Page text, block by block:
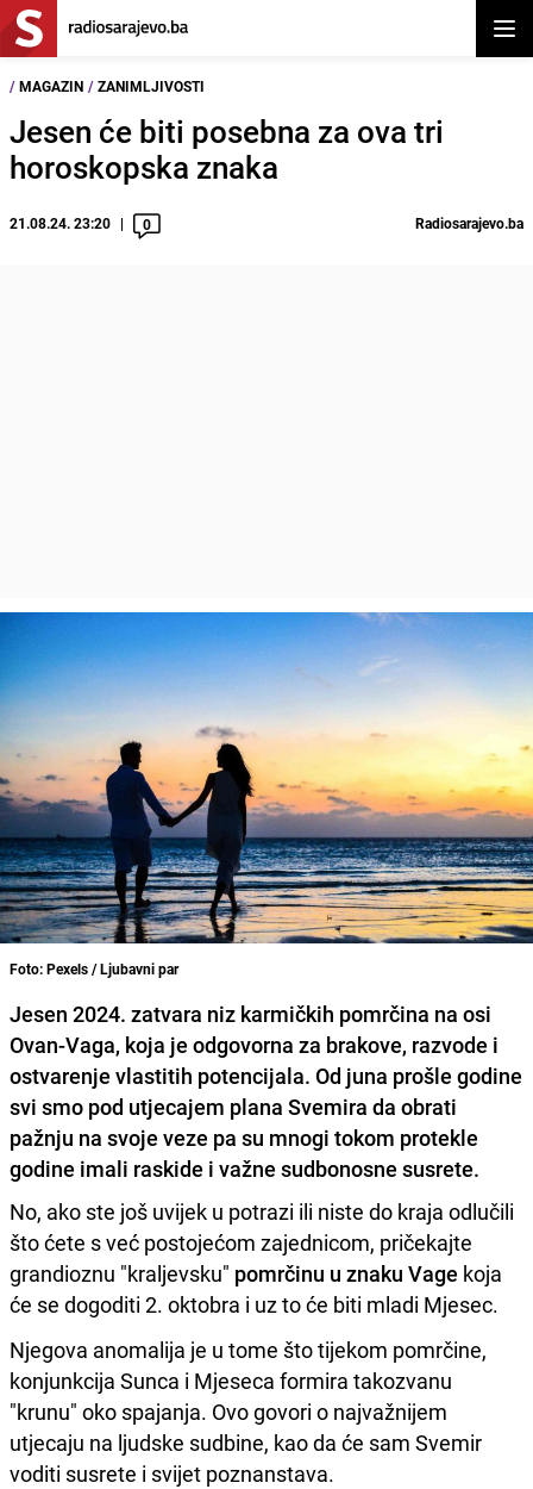
/ MAGAZIN / ZANIMLJIVOSTI
Jesen će biti posebna za ova tri
horoskopska znaka
21.08.24. 23:20 0 Radiosarajevo.ba
Foto: Pexels / Ljubavni par
Jesen 2024. zatvara niz karmičkih pomrčina na osi
Ovan-Vaga, koja je odgovorna za brakove, razvode i
ostvarenje vlastitih potencijala. Od juna prošle godine
svi smo pod utjecajem plana Svemira da obrati
pažnju na svoje veze pa su mnogi tokom protekle
godine imali raskide i važne sudbonosne susrete.
No, ako ste još uvijek u potrazi ili niste do kraja odlučili
što ćete s već postojećom zajednicom, pričekajte
grandioznu "kraljevsku" pomrčinu u znaku Vage koja
će se dogoditi 2. oktobra i uz to će biti mladi Mjesec.
Njegova anomalija je u tome što tijekom pomrčine,
konjunkcija Sunca i Mjeseca formira takozvanu
"krunu" oko spajanja. Ovo govori o najvažnijem
utjecaju na ljudske sudbine, kao da će sam Svemir
voditi susrete i svijet poznanstava.